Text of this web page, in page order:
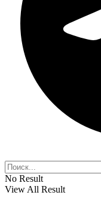
No Result
View All Result